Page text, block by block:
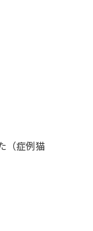
（症例猫